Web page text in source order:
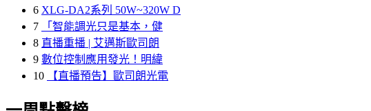
6 XLG-DA2系列 50W~320W D
7
「智能調光只是基本，健
8 直播重播 | 艾邁斯歐司朗
9 數位控制應用發光！明緯
10
【直播預告】歐司朗光電